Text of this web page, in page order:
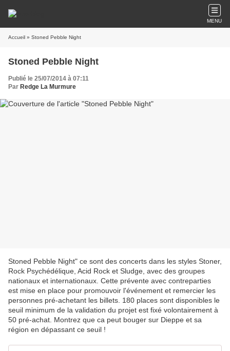
MENU
Accueil » Stoned Pebble Night
Stoned Pebble Night
Publié le 25/07/2014 à 07:11
Par Redge La Murmure
Stoned Pebble Night" ce sont des concerts dans les styles Stoner,
Rock Psychédélique, Acid Rock et Sludge, avec des groupes
nationaux et internationaux. Cette prévente avec contreparties
est mise en place pour promouvoir l'événement et remercier les
personnes pré-achetant les billets. 180 places sont disponibles le
seuil minimum de la validation du projet est fixé volontairement à
50 pré-achat. Montrez que ca peut bouger sur Dieppe et sa
région en dépassant ce seuil !